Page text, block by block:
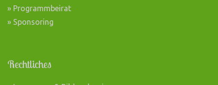
» Programmbeirat
» Sponsoring
Rechtliches